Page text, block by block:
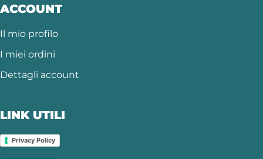
ACCOUNT
Il mio profilo
I miei ordini
Dettagli account
LINK UTILI
Privacy Policy